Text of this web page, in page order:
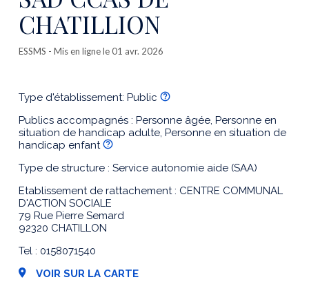
CHATILLION
ESSMS - Mis en ligne le 01 avr. 2026
Type d'établissement: Public
Publics accompagnés : Personne âgée, Personne en
situation de handicap adulte, Personne en situation de
handicap enfant
Type de structure : Service autonomie aide (SAA)
Etablissement de rattachement : CENTRE COMMUNAL
D'ACTION SOCIALE
79 Rue Pierre Semard
92320 CHATILLON
Tel : 0158071540
VOIR SUR LA CARTE